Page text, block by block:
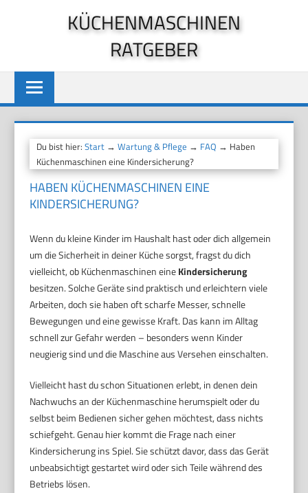
KÜCHENMASCHINEN
RATGEBER
Du bist hier:Start →Wartung & Pflege → FAQ → Haben
Küchenmaschinen eine Kindersicherung?
HABEN KÜCHENMASCHINEN EINE
KINDERSICHERUNG?
Wenn du kleine Kinder im Haushalt hast oder dich allgemein
um die Sicherheit in deiner Küche sorgst, fragst du dich
vielleicht, ob Küchenmaschinen eineKindersicherung
besitzen. Solche Geräte sind praktisch und erleichtern viele
Arbeiten, doch sie haben oft scharfe Messer, schnelle
Bewegungen und eine gewisse Kraft. Das kann im Alltag
schnell zur Gefahr werden – besonders wenn Kinder
neugierig sind und die Maschine aus Versehen einschalten.
Vielleicht hast du schon Situationen erlebt, in denen dein
Nachwuchs an der Küchenmaschine herumspielt oder du
selbst beim Bedienen sicher gehen möchtest, dass nichts
schiefgeht. Genau hier kommt die Frage nach einer
Kindersicherung ins Spiel. Sie schützt davor, dass das Gerät
unbeabsichtigt gestartet wird oder sich Teile während des
Betriebs lösen.